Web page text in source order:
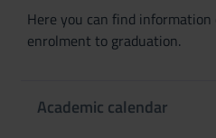
Here you can find
enrolment to graduation.
Academic calendar